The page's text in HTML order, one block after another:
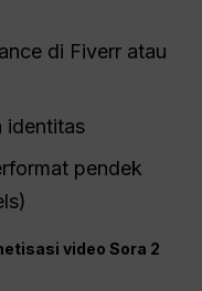
di Fiverr atau
identitas
pendek
video Sora 2